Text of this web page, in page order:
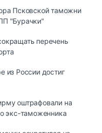
Псковской таможни
"Бурачки"
перечень
из России достиг
оштрафовали на
экс-таможенника